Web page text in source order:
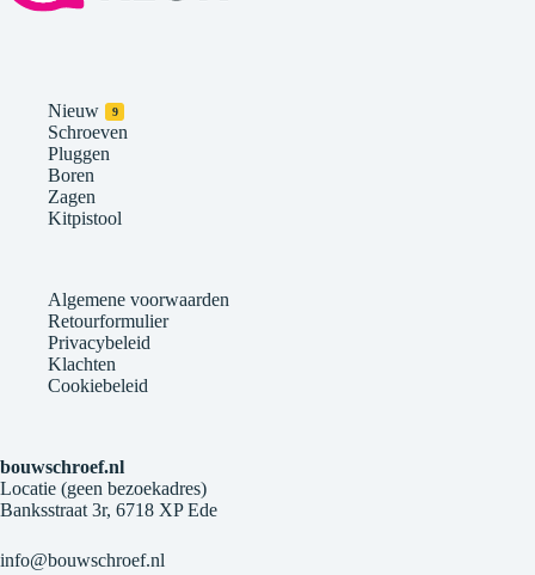
Nieuw 9
Schroeven
Pluggen
Boren
Zagen
Kitpistool
Algemene voorwaarden
Retourformulier
Privacybeleid
Klachten
Cookiebeleid
bouwschroef.nl
Locatie (geen bezoekadres)
Banksstraat 3r, 6718 XP Ede
info@bouwschroef.nl